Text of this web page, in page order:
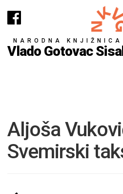
NARODNA KNJIŽNICA
Vlado Gotovac
Aljoša
Svemirski